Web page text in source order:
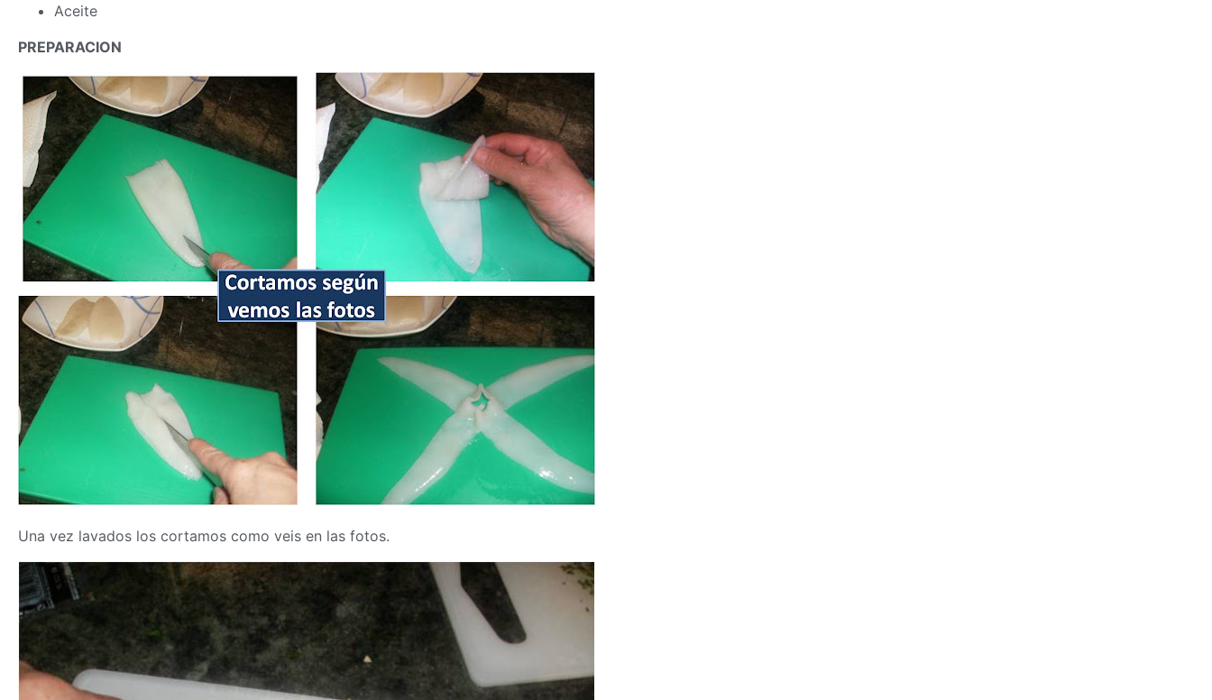
Aceite
PREPARACION
Una vez lavados los cortamos como veis en las fotos.